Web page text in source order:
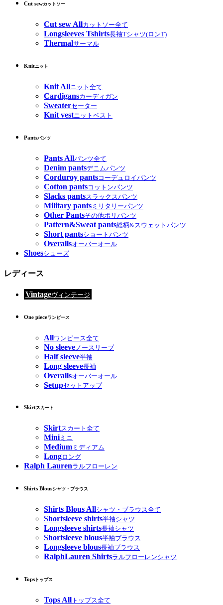
Cut sewカットソー
Cut sew Allカットソー全て
Longsleeves Tshirts長袖Tシャツ(ロンT)
Thermalサーマル
Knitニット
Knit Allニット全て
Cardigansカーディガン
Sweaterセーター
Knit vestニットベスト
Pantsパンツ
Pants Allパンツ全て
Denim pantsデニムパンツ
Corduroy pantsコーデュロイパンツ
Cotton pantsコットンパンツ
Slacks pantsスラックスパンツ
Military pants ミリタリーパンツ
Other Pantsその他ポリパンツ
Pattern&Sweat pants総柄&スウェットパンツ
Short pantsショートパンツ
Overallsオーバーオール
Shoesシューズ
レディース
Vintageヴィンテージ
One pieceワンピース
Allワンピース全て
No sleeve ノースリーブ
Half sleeve半袖
Long sleeve長袖
Overallsオーバーオール
Setupセットアップ
Skirtスカート
Skirtスカート全て
Miniミニ
Medium ミディアム
Longロング
Ralph Laurenラルフローレン
Shirts Blousシャツ・ブラウス
Shirts Blous Allシャツ・ブラウス全て
Shortsleeve shirts半袖シャツ
Longsleeve shirts長袖シャツ
Shortsleeve blous半袖ブラウス
Longsleeve blous長袖ブラウス
RalphLauren Shirtsラルフローレンシャツ
Tops トップス
Tops All トップス全て